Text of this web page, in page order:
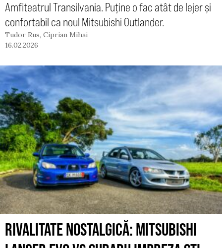
Amfiteatrul Transilvania. Puține o fac atât de lejer și
confortabil ca noul Mitsubishi Outlander.
Tudor Rus, Ciprian Mihai
16.02.2026
RIVALITATE NOSTALGICĂ: MITSUBISHI